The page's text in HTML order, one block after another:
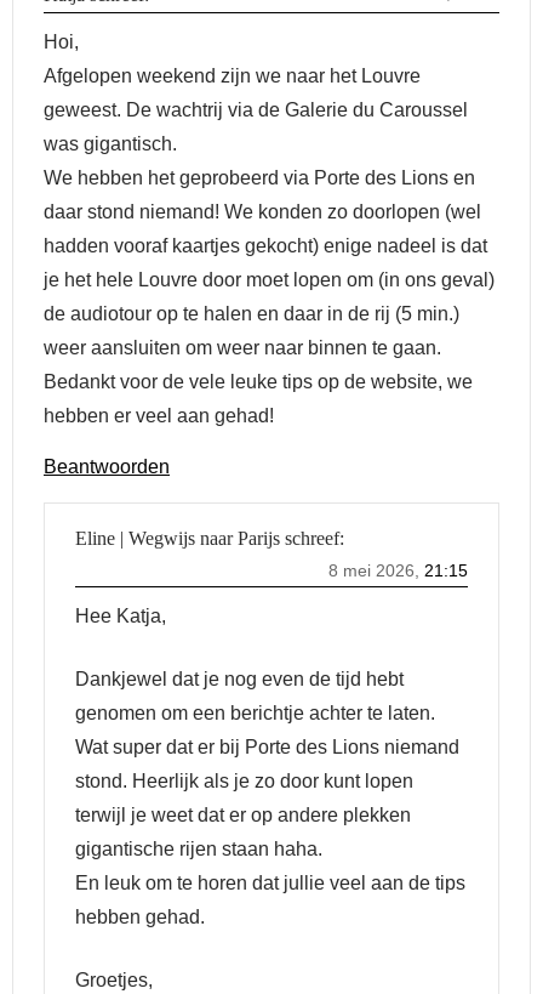
Hoi,
Afgelopen weekend zijn we naar het Louvre
geweest. De wachtrij via de Galerie du Caroussel
was gigantisch.
We hebben het geprobeerd via Porte des Lions en
daar stond niemand! We konden zo doorlopen (wel
hadden vooraf kaartjes gekocht) enige nadeel is dat
je het hele Louvre door moet lopen om (in ons geval)
de audiotour op te halen en daar in de rij (5 min.)
weer aansluiten om weer naar binnen te gaan.
Bedankt voor de vele leuke tips op de website, we
hebben er veel aan gehad!
Beantwoorden
Eline | Wegwijs naar Parijs schreef:
8 mei 2026, 21:15
Hee Katja,
Dankjewel dat je nog even de tijd hebt
genomen om een berichtje achter te laten.
Wat super dat er bij Porte des Lions niemand
stond. Heerlijk als je zo door kunt lopen
terwijl je weet dat er op andere plekken
gigantische rijen staan haha.
En leuk om te horen dat jullie veel aan de tips
hebben gehad.
Groetjes,